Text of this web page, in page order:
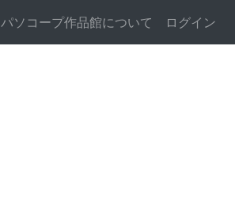
パソコープ作品館について ログイン